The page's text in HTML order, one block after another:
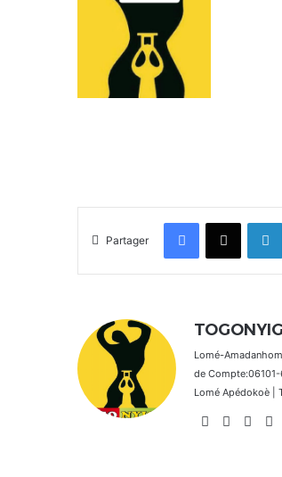
Partager
FacebookX
Lomé-
de
Lomé Apédokoè |
Website X